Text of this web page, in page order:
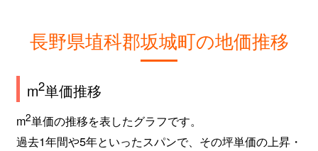
長野県埴科郡坂城町の地価推移
m2単価推移
m2単価の推移を表したグラフです。
過去1年間や5年といったスパンで、その坪単価の上昇・